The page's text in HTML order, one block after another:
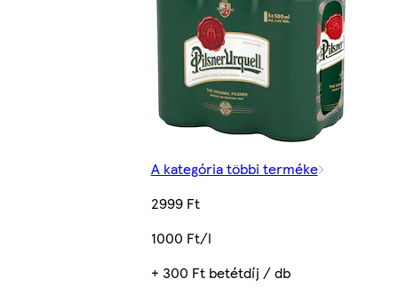
A kategória többi terméke
2999 Ft
1000 Ft/l
+ 300 Ft betétdíj / db